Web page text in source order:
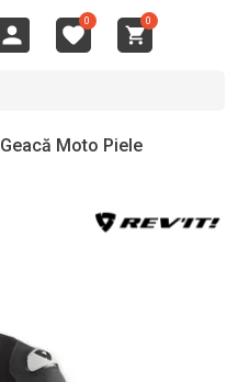
0 0
Geacă Moto Piele